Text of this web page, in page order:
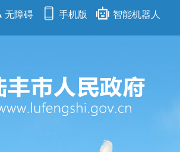
无障碍 手机版 智能机器人